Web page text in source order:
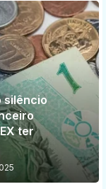
silêncio
ter